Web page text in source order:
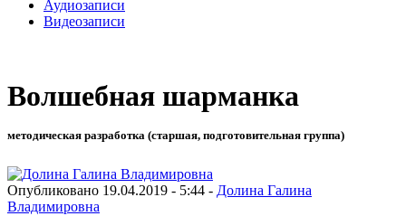
Аудиозаписи
Видеозаписи
Волшебная шарманка
методическая разработка (старшая, подготовительная группа)
Опубликовано 19.04.2019 - 5:44 - Долина Галина
Владимировна